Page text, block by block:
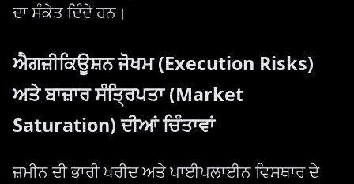
ਦਾ ਸੰਕੇਤ ਦਿੰਦੇ ਹਨ।
ਐਗਜ਼ੀਕਿਊਸ਼ਨ ਜੋਖਮ (Execution Risks)
ਅਤੇ ਬਾਜ਼ਾਰ ਸੰਤ੍ਰਿਪਤਾ (Market
Saturation) ਦੀਆਂ ਚਿੰਤਾਵਾਂ
ਜ਼ਮੀਨ ਦੀ ਭਾਰੀ ਖਰੀਦ ਅਤੇ ਪਾਈਪਲਾਈਨ ਵਿਸਥਾਰ ਦੇ